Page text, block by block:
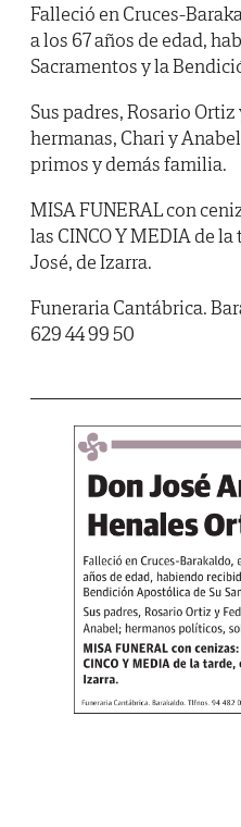
Falleció en Cruces-
a los 67 años de edad,
Sacramentos y la
Sus padres, Rosario
hermanas, Chari y
primos y demás familia.
MISA FUNERAL con
las CINCO Y MEDIA de
José, de Izarra.
Funeraria Cantábrica.
629 44 99 50